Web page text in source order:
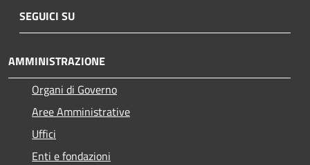
SEGUICI SU
AMMINISTRAZIONE
Organi di Governo
Aree Amministrative
Uffici
Enti e fondazioni